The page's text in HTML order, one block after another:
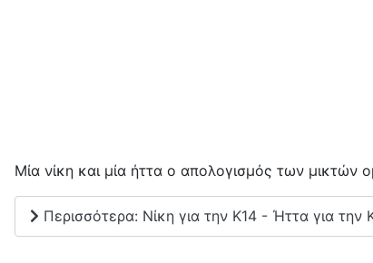
Μία νίκη και μία ήττα ο απολογισμός των
Περισσότερα: Νίκη για την Κ14 - Ήττα για